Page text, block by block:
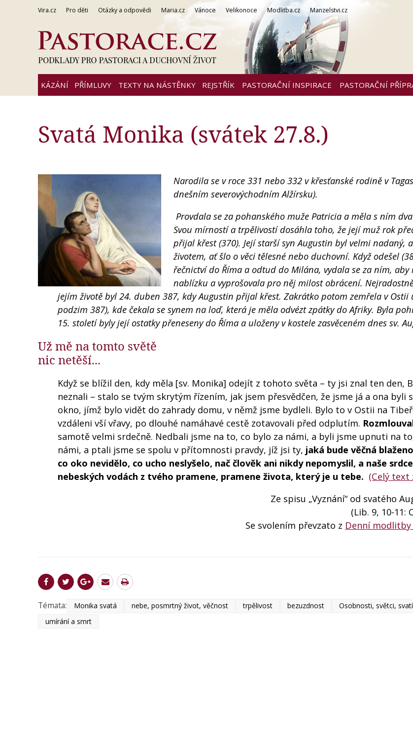
Vira.cz Pro děti Otázky a odpovědi Maria.cz Vánoce Velikonoce Modlitba.cz Manzelstvi.cz
KÁZÁNÍ PŘÍMLUVY TEXTY NA NÁSTĚNKY REJSTŘÍK PASTORAČNÍ INSPIRACE PASTORAČNÍ
Svatá Monika (svátek 27.8.)
Narodila se v roce 331 nebo 332 v křesťanské rodině v
dnešním severovýchodním Alžírsku).
Provdala se za pohanského muže Patricia a měla s ním
Svou mírností a trpělivostí dosáhla toho, že její muž rok
přijal křest (370). Její starší syn Augustin byl velmi nadaný,
životem, ať šlo o věci tělesné nebo duchovní. Když odešel
řečnictví do Říma a odtud do Milána, vydala se za ním, aby
nablízku a vyprošovala pro něj milost obrácení.
jejím životě byl 24. duben 387, kdy Augustin přijal křest. Zakrátko potom zemřela v Ostii
podzim 387), kde čekala se synem na loď, která je měla odvézt zpátky do Afriky. Byla
15. století byly její ostatky přeneseny do Říma a uloženy v kostele zasvěceném dnes sv.
Už mě na tomto světě
nic netěší...
Když se blížil den, kdy měla [sv. Monika] odejít z tohoto světa – ty jsi znal ten den,
neznali – stalo se tvým skrytým řízením, jak jsem přesvědčen, že jsme já a ona byli
okno, jímž bylo vidět do zahrady domu, v němž jsme bydleli. Bylo to v Ostii na
vzdáleni vší vřavy, po dlouhé namáhavé cestě zotavovali před odplutím.
samotě velmi srdečně. Nedbali jsme na to, co bylo za námi, a byli jsme upnuti na
námi, a ptali jsme se spolu v přítomnosti pravdy, jíž jsi ty, jaká bude věčná
co oko nevidělo, co ucho neslyšelo, nač člověk ani nikdy nepomyslil, a naše
nebeských vodách z tvého pramene, pramene života, který je u tebe. (Celý text
Ze spisu „Vyznání“ od svatého
(Lib. 9, 10-11:
Se svolením převzato z Denní
Témata: Monika svatá nebe, posmrtný život, věčnost trpělivost bezuzdnost Osobnosti, světci, svatí
umírání a smrt